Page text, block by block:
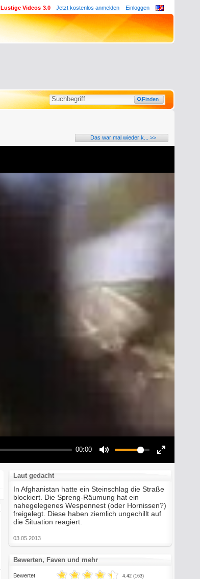
Einloggen
Jetzt kostenlos anmelden
Lustige Videos 3.0
Das war mal wieder k... >>
00:00
Laut gedacht
In Afghanistan hatte ein Steinschlag die Straße
blockiert. Die Spreng-Räumung hat ein
nahegelegenes Wespennest (oder Hornissen?)
freigelegt. Diese haben ziemlich ungechillt auf
die Situation reagiert.
03.05.2013
Bewerten, Faven und mehr
Bewertet 4.42 (163)